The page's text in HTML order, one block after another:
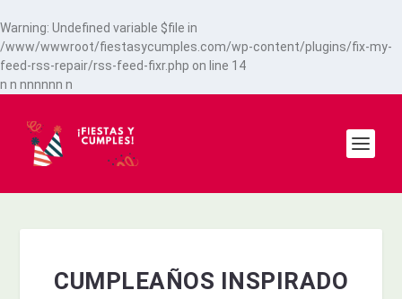
Warning: Undefined variable $file in
/www/wwwroot/fiestasycumples.com/wp-content/plugins/fix-my-
feed-rss-repair/rss-feed-fixr.php on line 14
n n nnnnnn n
CUMPLEAÑOS INSPIRADO